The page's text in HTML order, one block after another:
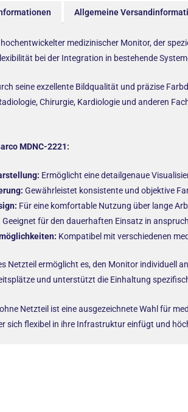
Allgemeine
medizinischer Monitor, der
bei der Integration in bestehende
seine exzellente Bildqualität und präzise
Chirurgie, Kardiologie und anderen
MDNC-2221:
Ermöglicht eine detailgenaue
Gewährleistet konsistente und objektive
Für eine komfortable Nutzung über lange
Geeignet für den dauerhaften Einsatz in
Kompatibel mit verschiedenen
Netzteil ermöglicht es, den Monitor individuell
und unterstützt die Einhaltung
Netzteil ist eine ausgezeichnete Wahl für
sich flexibel in ihre Infrastruktur einfügt und